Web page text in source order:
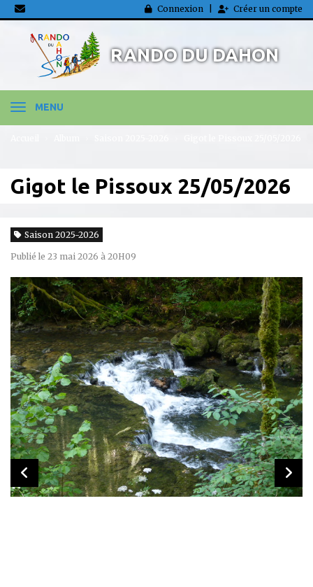
Connexion Créer un compte
RANDO DU DAHON
MENU
Gigot le Pissoux 25/05/2026
Saison 2025-2026
Publié le 23 mai 2026 à 20H09
Panneau de gestion des cookies